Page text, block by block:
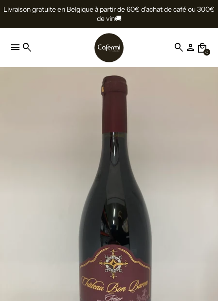
Livraison gratuite en Belgique à partir de 60€ d'achat de café ou 300€
de vin🚚
menu search search person local_mall
0